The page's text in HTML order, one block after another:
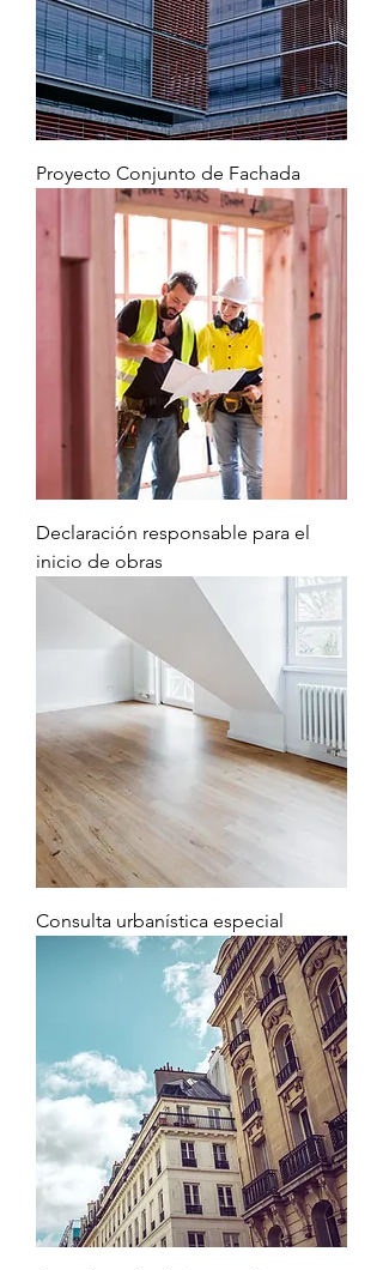
Proyecto Conjunto de Fachada
Declaración responsable para el
inicio de obras
Consulta urbanística especial